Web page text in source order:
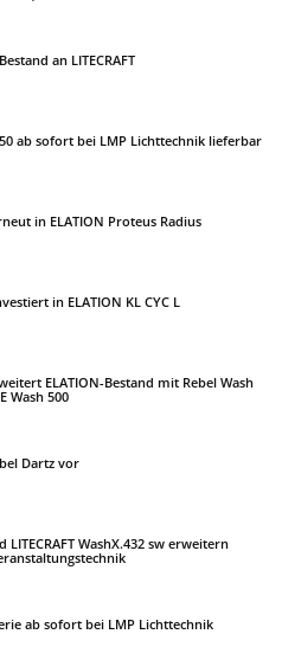
an LITECRAFT
ab sofort bei LMP Lichttechnik lieferbar
in ELATION Proteus Radius
in ELATION KL CYC L
ELATION-Bestand mit Rebel Wash
Wash 500
Dartz vor
LITECRAFT WashX.432 sw erweitern
ab sofort bei LMP Lichttechnik